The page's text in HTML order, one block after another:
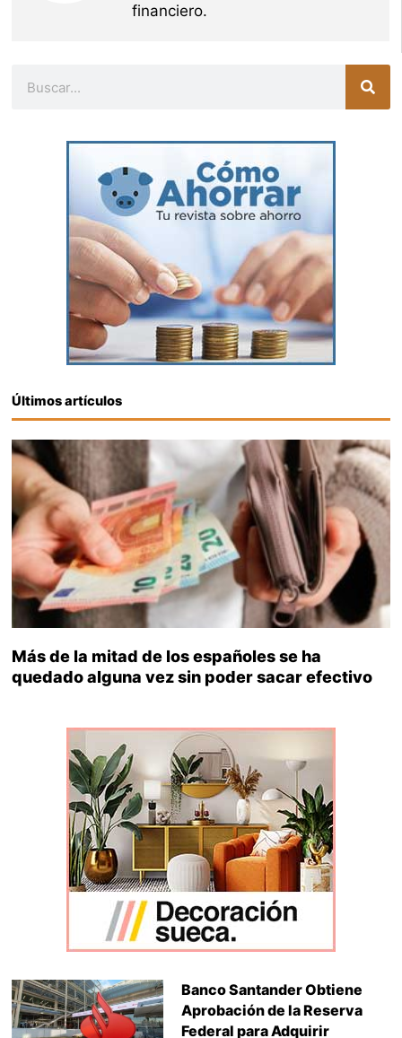
financiero.
Últimos artículos
Más de la mitad de los españoles se ha
quedado alguna vez sin poder sacar efectivo
Banco Santander Obtiene
Aprobación de la Reserva
Federal para Adquirir